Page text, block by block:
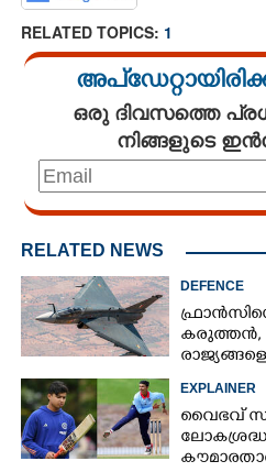
RELATED TOPICS: 1
ഒരു ദിവസത്തെ
നിങ്ങളുടെ
RELATED NEWS
DEFENCE
കരുത്തൻ,​
ഇന്ത്യ
EXPLAINER
വൈഭവ്
ലോകശ്രദ്ധ